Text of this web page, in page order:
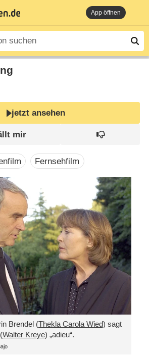
App öffnen
jetzt ansehen
Fernsehfilm
Brendel (Thekla Carola Wied) sagt
Walter Kreye) „adieu“.